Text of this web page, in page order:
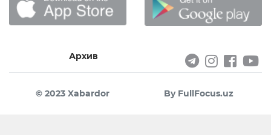
Архив
© 2023 Xabardor By FullFocus.uz